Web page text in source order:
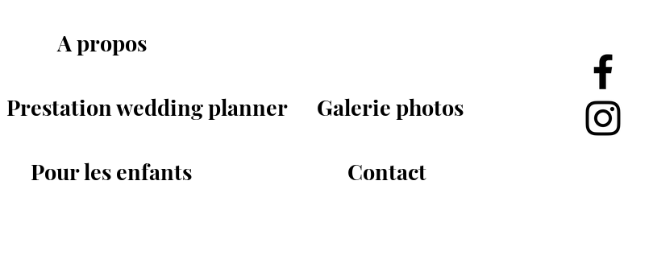
A propos
Prestation wedding planner
Pour les enfants
Galerie photos
Contact